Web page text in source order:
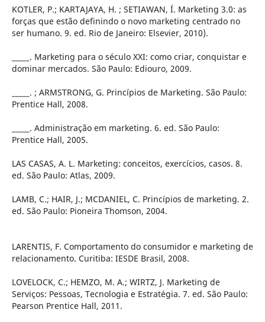
KOTLER, P.; KARTAJAYA, H. ; SETIAWAN, Í. Marketing 3.0: as
forças que estão definindo o novo marketing centrado no
ser humano. 9. ed. Rio de Janeiro: Elsevier, 2010).
_____. Marketing para o século XXI: como criar, conquistar e
dominar mercados. São Paulo: Ediouro, 2009.
_____. ; ARMSTRONG, G. Princípios de Marketing. São Paulo:
Prentice Hall, 2008.
_____. Administração em marketing. 6. ed. São Paulo:
Prentice Hall, 2005.
LAS CASAS, A. L. Marketing: conceitos, exercícios, casos. 8.
ed. São Paulo: Atlas, 2009.
LAMB, C.; HAIR, J.; MCDANIEL, C. Princípios de marketing. 2.
ed. São Paulo: Pioneira Thomson, 2004.
LARENTIS, F. Comportamento do consumidor e marketing de
relacionamento. Curitiba: IESDE Brasil, 2008.
LOVELOCK, C.; HEMZO, M. A.; WIRTZ, J. Marketing de
Serviços: Pessoas, Tecnologia e Estratégia. 7. ed. São Paulo:
Pearson Prentice Hall, 2011.